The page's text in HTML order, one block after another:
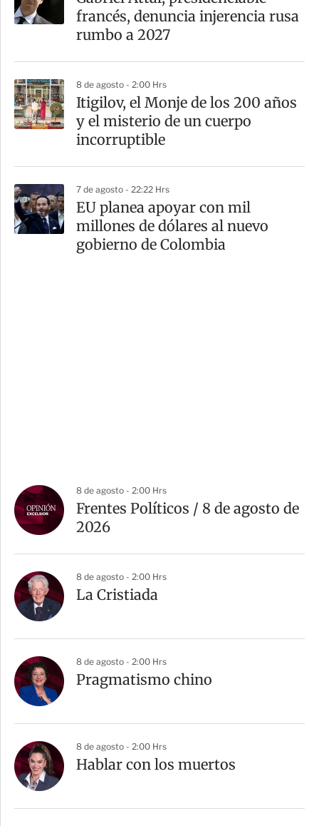
francés, denuncia injerencia rusa
rumbo a 2027
8 de agosto - 2:00 Hrs
Itigilov, el Monje de los 200 años
y el misterio de un cuerpo
incorruptible
7 de agosto - 22:22 Hrs
EU planea apoyar con mil
millones de dólares al nuevo
gobierno de Colombia
8 de agosto - 2:00 Hrs
Frentes Políticos / 8 de agosto de
2026
8 de agosto - 2:00 Hrs
La Cristiada
8 de agosto - 2:00 Hrs
Pragmatismo chino
8 de agosto - 2:00 Hrs
Hablar con los muertos